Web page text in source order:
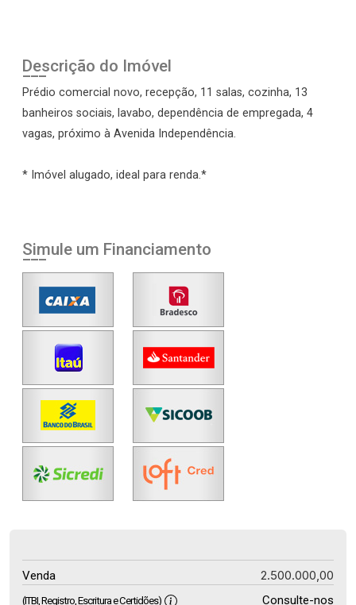
Descrição do Imóvel
Prédio comercial novo, recepção, 11 salas, cozinha, 13
banheiros sociais, lavabo, dependência de empregada, 4
vagas, próximo à Avenida Independência.
* Imóvel alugado, ideal para renda.*
Simule um Financiamento
Venda 2.500.000,00
(ITBI, Registro, Escritura e Certidões) Consulte-nos